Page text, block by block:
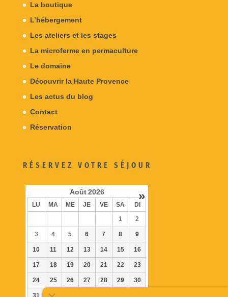
La boutique
L’hébergement
Les ateliers et les stages
La microferme en permaculture
Le domaine
Découvrir la Haute Provence
Les actus du blog
Contact
Réservation
RÉSERVEZ VOTRE SÉJOUR
»
Août 2026
LU MA ME JE VE SA DI
1 2
3 4 5 6 7 8 9
10 11 12 13 14 15 16
17 18 19 20 21 22 23
24 25 26 27 28 29 30
31